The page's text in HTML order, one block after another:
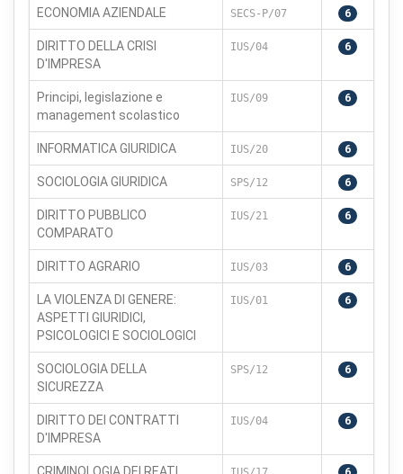
ECONOMIA AZIENDALE SECS-P/07 6
DIRITTO DELLA CRISI
D'IMPRESA
IUS/04 6
Principi, legislazione e
management scolastico
IUS/09 6
INFORMATICA GIURIDICA IUS/20 6
SOCIOLOGIA GIURIDICA SPS/12 6
DIRITTO PUBBLICO
COMPARATO
IUS/21 6
DIRITTO AGRARIO IUS/03 6
LA VIOLENZA DI GENERE:
ASPETTI GIURIDICI,
PSICOLOGICI E SOCIOLOGICI
IUS/01 6
SOCIOLOGIA DELLA
SICUREZZA
SPS/12 6
DIRITTO DEI CONTRATTI
D'IMPRESA
IUS/04 6